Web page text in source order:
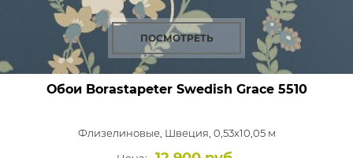
ПОСМОТРЕТЬ
Обои Borastapeter Swedish Grace5510
Флизелиновые, Швеция, 0,53x10,05 м